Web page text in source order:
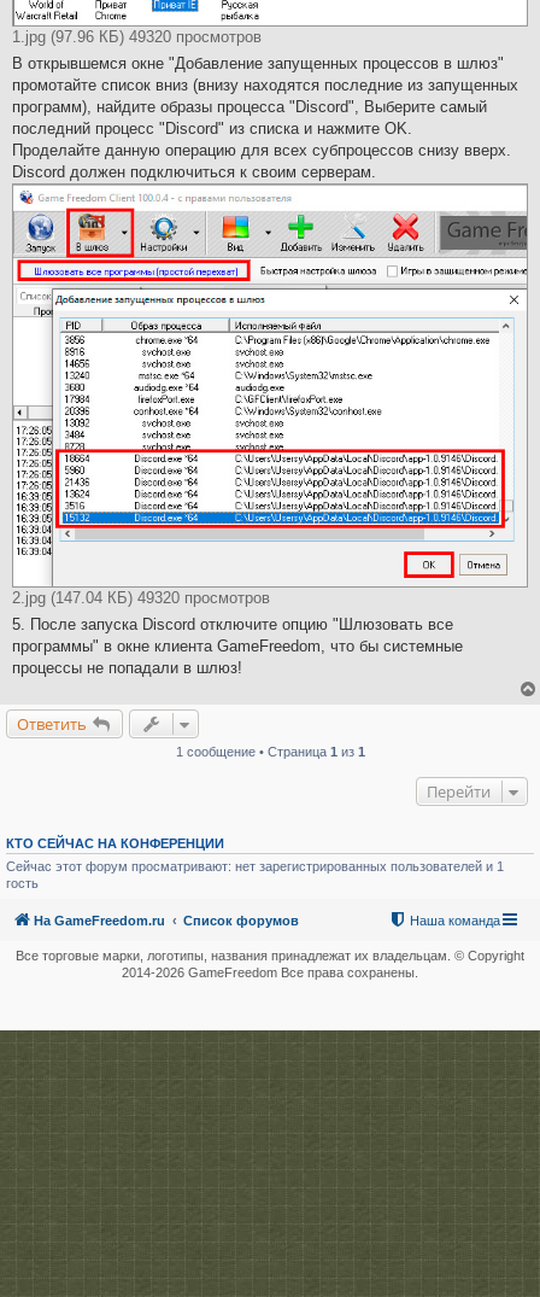
1.jpg (97.96 КБ) 49320 просмотров
В открывшемся окне "Добавление запущенных процессов в шлюз"
промотайте список вниз (внизу находятся последние из запущенных
программ), найдите образы процесса "Discord", Выберите самый
последний процесс "Discord" из списка и нажмите OK.
Проделайте данную операцию для всех субпроцессов снизу вверх.
Discord должен подключиться к своим серверам.
2.jpg (147.04 КБ) 49320 просмотров
5. После запуска Discord отключите опцию "Шлюзовать все
программы" в окне клиента GameFreedom, что бы системные
процессы не попадали в шлюз!
Ответить
1 сообщение • Страница 1 из 1
Перейти
КТО СЕЙЧАС НА КОНФЕРЕНЦИИ
Сейчас этот форум просматривают: нет зарегистрированных пользователей и 1
гость
На GameFreedom.ru Список форумов Наша команда
Все торговые марки, логотипы, названия принадлежат их владельцам. © Copyright
2014-2026 GameFreedom Все права сохранены.